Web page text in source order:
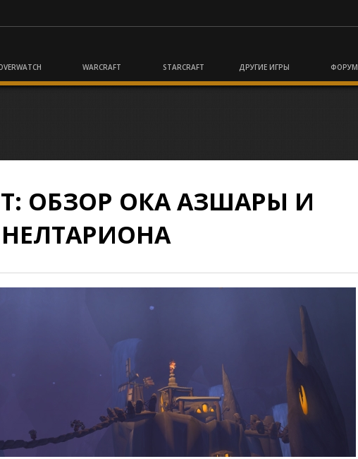
WARCRAFT STARCRAFT ДРУГИЕ ИГРЫ ФОРУМ
ОБЗОР ОКА АЗШАРЫ И